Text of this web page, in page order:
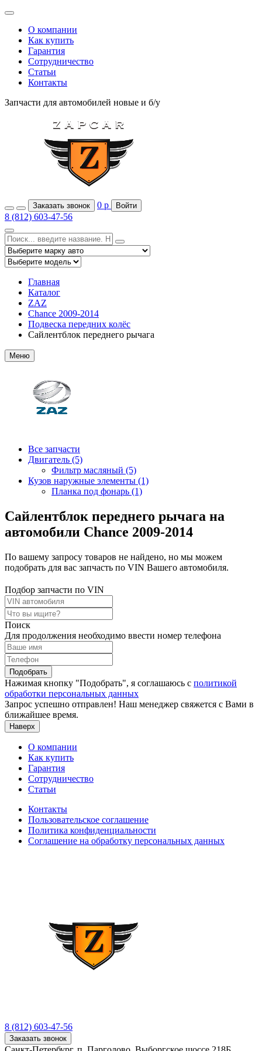
О компании
Как купить
Гарантия
Сотрудничество
Статьи
Контакты
Запчасти для автомобилей новые и б/у
Заказать звонок 0 р Войти
8 (812) 603-47-56
Главная
Каталог
ZAZ
Chance 2009-2014
Подвеска передних колёс
Сайлентблок переднего рычага
Меню
Все запчасти
Двигатель (5)
Фильтр масляный (5)
Кузов наружные элементы (1)
Планка под фонарь (1)
Сайлентблок переднего рычага на
автомобили Chance 2009-2014
По вашему запросу товаров не найдено, но мы можем
подобрать для вас запчасть по VIN Вашего автомобиля.
Подбор запчасти по VIN
Поиск
Для продолжения необходимо ввести номер телефона
Подобрать
Нажимая кнопку "Подобрать", я соглашаюсь с политикой
обработки персональных данных
Запрос успешно отправлен! Наш менеджер свяжется с Вами в
ближайшее время.
Наверх
О компании
Как купить
Гарантия
Сотрудничество
Статьи
Контакты
Пользовательское соглашение
Политика конфиденциальности
Соглашение на обработку персональных данных
8 (812) 603-47-56
Заказать звонок